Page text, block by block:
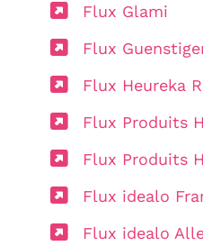
Flux Glami
Flux
Flux Heureka
Flux Produits
Flux Produits
Flux idealo
Flux idealo